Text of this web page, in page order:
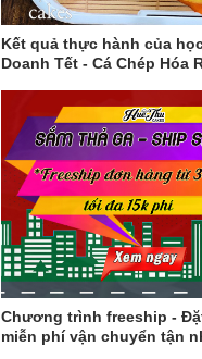
Kết quả thực hành của
Doanh Tết - Cá Chép Hóa
Chương trình freeship -
miễn phí vận chuyển tận